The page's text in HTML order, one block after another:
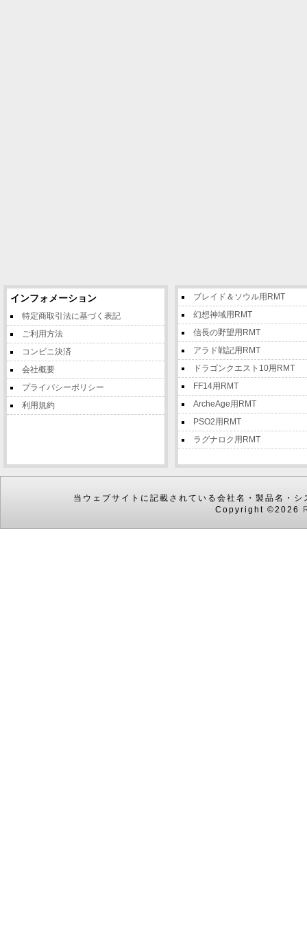
インフォメーション
特定商取引法に基づく表記
ご利用方法
コンビニ決済
会社概要
プライバシーポリシー
利用規約
ブレイド＆ソウル用RMT
幻想神域用RMT
信長の野望用RMT
アラド戦記用RMT
ドラゴンクエスト10用RMT
FF14用RMT
ArcheAge用RMT
PSO2用RMT
ラグナロク用RMT
当ウェブサイトに記載されている会社名・製品名・
Copyright ©2026